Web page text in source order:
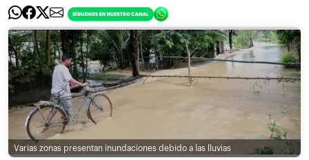
Varias zonas presentan inundaciones debido a las lluvias